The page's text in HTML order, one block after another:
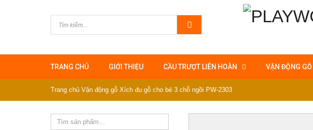
TRANG CHỦ GIỚI THIỆU CẦU TRƯỢT LIÊN HOÀN VẬN ĐỘNG GỖ
Trang chủ Vận động gỗ Xích đu gỗ cho bé 3 chỗ ngồi PW-2303